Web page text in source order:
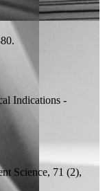
Indications -
Science, 71 (2),